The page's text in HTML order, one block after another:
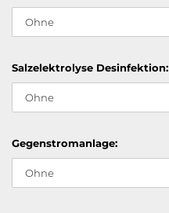
Salzelektrolyse Desinfektion:
Gegenstromanlage: